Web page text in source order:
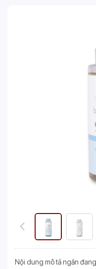
Nội dung mô tả ngắn